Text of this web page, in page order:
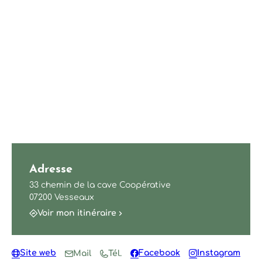
Adresse
33 chemin de la cave Coopérative
07200 Vesseaux
Voir mon itinéraire
Site web Mail Tél. Facebook Instagram